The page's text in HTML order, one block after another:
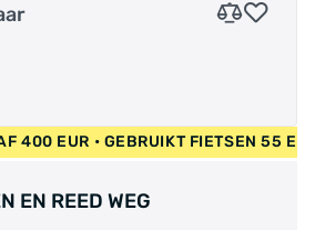
EUR • GEBRUIKT FIETSEN 55 EUR •
EN REED WEG